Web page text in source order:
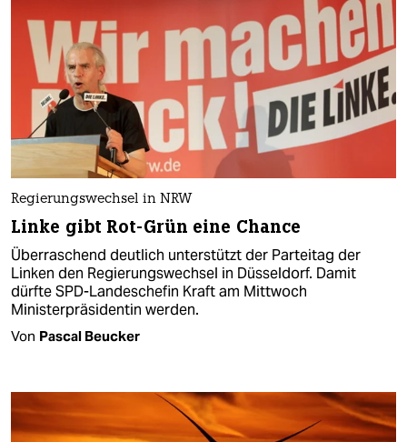
Regierungswechsel in NRW
Linke gibt Rot-Grün eine Chance
Überraschend deutlich unterstützt der Parteitag der
Linken den Regierungswechsel in Düsseldorf. Damit
dürfte SPD-Landeschefin Kraft am Mittwoch
Ministerpräsidentin werden.
Von Pascal Beucker